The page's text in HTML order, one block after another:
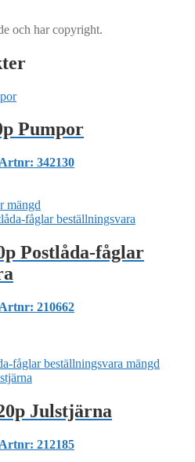
och har copyright.
Pumpor
Artnr: 342130
mängd
Postlåda-fåglar
Artnr: 210662
fåglar beställningsvara mängd
Julstjärna
Artnr: 212185